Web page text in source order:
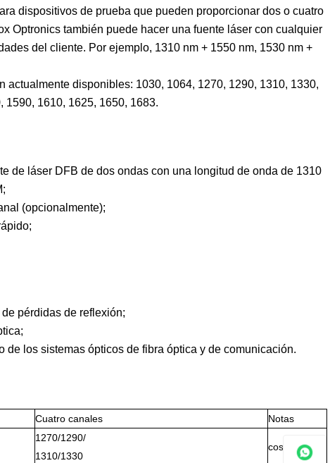
dispositivos de prueba que pueden proporcionar dos o cuatro
Optronics también puede hacer una fuente láser con cualquier
del cliente. Por ejemplo, 1310 nm + 1550 nm, 1530 nm +
disponibles: 1030, 1064, 1270, 1290, 1310, 1330,
1590, 1610, 1625, 1650, 1683.
de láser DFB de dos ondas con una longitud de onda de 1310
(opcionalmente);
pérdidas de reflexión;
los sistemas ópticos de fibra óptica y de comunicación.
Cuatro canales Notas
1270/1290/
1310/1330
costumbre